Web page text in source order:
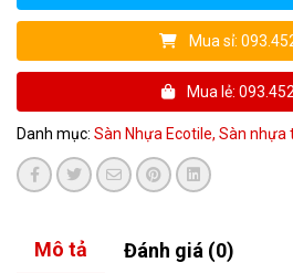
Mua sỉ:
Mua lẻ:
Danh mục: Sàn Nhựa Ecotile, Sàn nhựa
Mô tả Đánh giá (0)